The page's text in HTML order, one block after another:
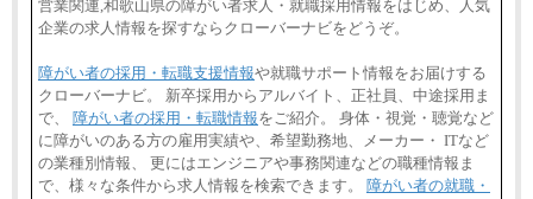
営業関連,和歌山県の障がい者求人・就職採用情報をはじめ、人気
企業の求人情報を探すならクローバーナビをどうぞ。
障がい者の採用・転職支援情報や就職サポート情報をお届けする
クローバーナビ。 新卒採用からアルバイト、正社員、中途採用ま
で、 障がい者の採用・転職情報をご紹介。 身体・視覚・聴覚など
に障がいのある方の雇用実績や、希望勤務地、メーカー・ ITなど
の業種別情報、 更にはエンジニアや事務関連などの職種情報ま
で、様々な条件から求人情報を検索できます。 障がい者の就職・